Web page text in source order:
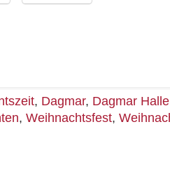
, Dagmar, Dagmar
, Weihnachtsfest,